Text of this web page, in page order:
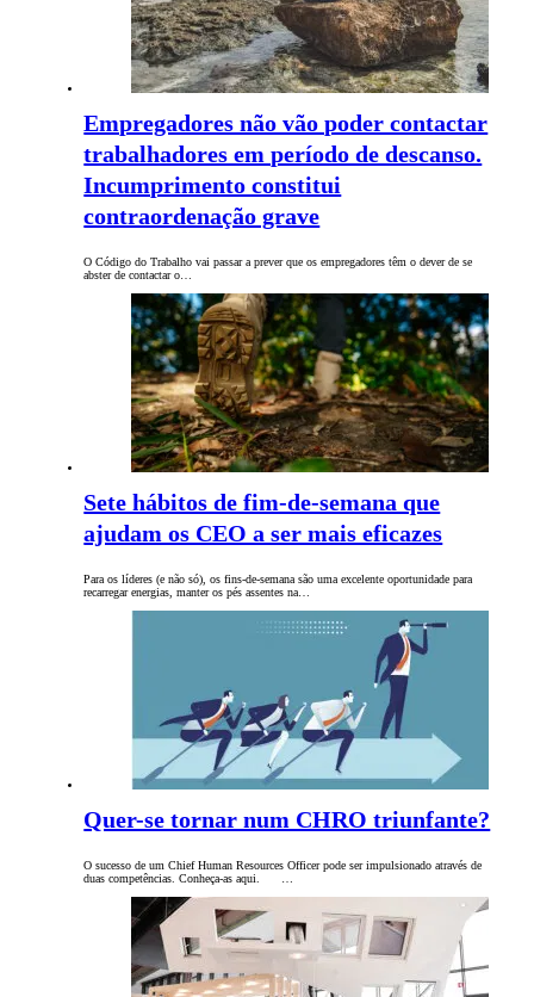
Empregadores não vão poder contactar
trabalhadores em período de descanso.
Incumprimento constitui
contraordenação grave
O Código do Trabalho vai passar a prever que os empregadores têm o dever de se
abster de contactar o…
Sete hábitos de fim-de-semana que
ajudam os CEO a ser mais eficazes
Para os líderes (e não só), os fins-de-semana são uma excelente oportunidade para
recarregar energias, manter os pés assentes na…
Quer-se tornar num CHRO triunfante?
O sucesso de um Chief Human Resources Officer pode ser impulsionado através de
duas competências. Conheça-as aqui. …